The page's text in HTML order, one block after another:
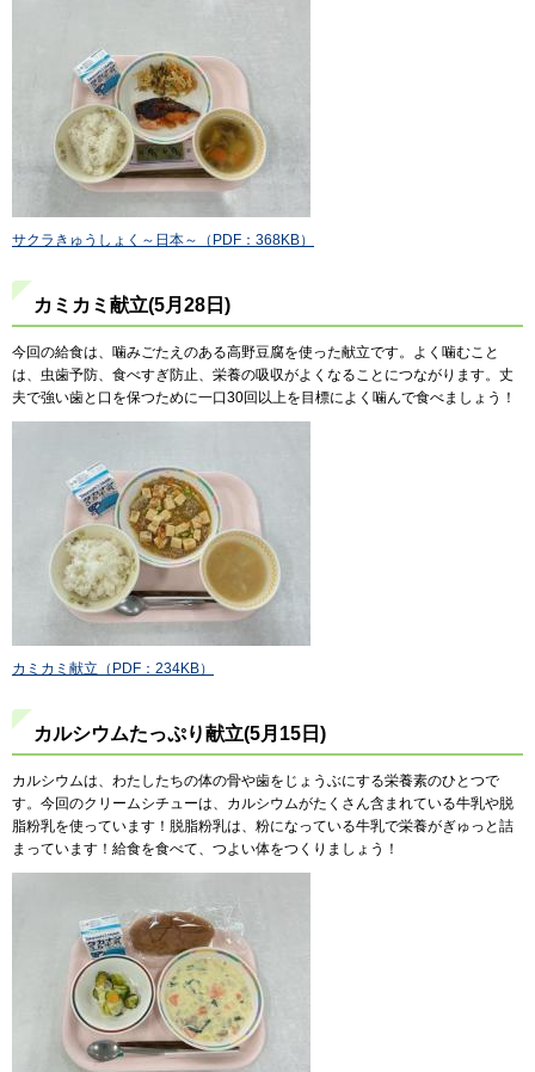
サクラきゅうしょく～日本～（PDF：368KB）
カミカミ献立(5月28日)
今回の給食は、噛みごたえのある高野豆腐を使った献立です。よく噛むこと
は、虫歯予防、食べすぎ防止、栄養の吸収がよくなることにつながります。丈
夫で強い歯と口を保つために一口30回以上を目標によく噛んで食べましょう！
カミカミ献立（PDF：234KB）
カルシウムたっぷり献立(5月15日)
カルシウムは、わたしたちの体の骨や歯をじょうぶにする栄養素のひとつで
す。今回のクリームシチューは、カルシウムがたくさん含まれている牛乳や脱
脂粉乳を使っています！脱脂粉乳は、粉になっている牛乳で栄養がぎゅっと詰
まっています！給食を食べて、つよい体をつくりましょう！